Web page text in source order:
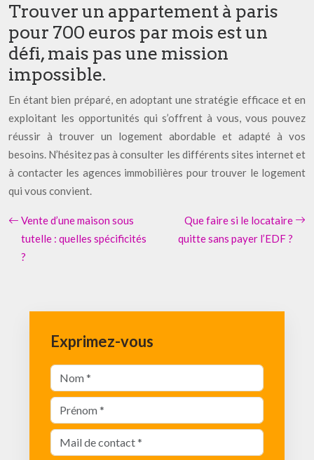
Trouver un appartement à paris
pour 700 euros par mois est un
défi, mais pas une mission
impossible.
En étant bien préparé, en adoptant une stratégie efficace et en
exploitant les opportunités qui s’offrent à vous, vous pouvez
réussir à trouver un logement abordable et adapté à vos
besoins. N’hésitez pas à consulter les différents sites internet et
à contacter les agences immobilières pour trouver le logement
qui vous convient.
Vente d’une maison sous
tutelle : quelles spécificités
?
Que faire si le locataire
quitte sans payer l’EDF ?
Exprimez-vous